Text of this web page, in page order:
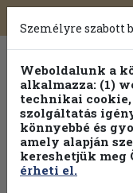
Toggle
Hobbi
Személyre szabott
Weboldalunk a
alkalmazza: (1)
technikai
szolgáltatás
könnyebbé és
amely alapján
kereshetjük meg
érheti el.